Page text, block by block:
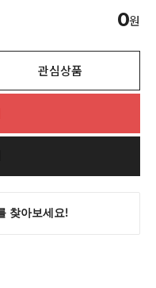
0원
관심상품